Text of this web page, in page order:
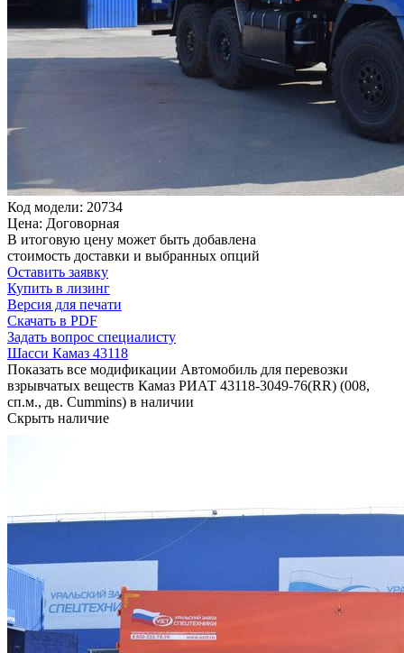
Код модели: 20734
Цена: Договорная
В итоговую цену может быть добавлена
стоимость доставки и выбранных опций
Оставить заявку
Купить в лизинг
Версия для печати
Скачать в PDF
Задать вопрос специалисту
Шасси Камаз 43118
Показать все модификации Автомобиль для перевозки
взрывчатых веществ Камаз РИАТ 43118-3049-76(RR) (008,
сп.м., дв. Cummins) в наличии
Скрыть наличие